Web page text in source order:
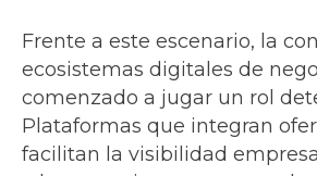
Frente a este escenario, la
ecosistemas digitales de
comenzado a jugar un rol
Plataformas que integran
facilitan la visibilidad